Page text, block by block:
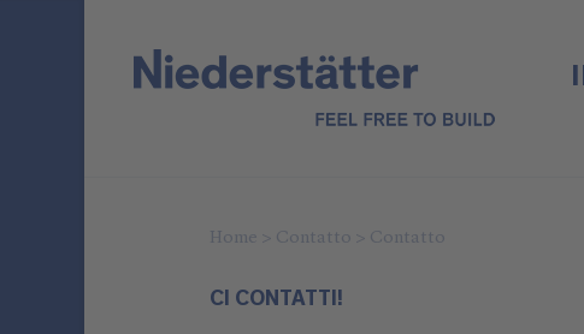
CI CONTATTI!
Home > Contatto > Contatto